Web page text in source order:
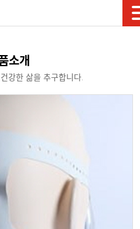
소개
강한 삶을 추구합니다.